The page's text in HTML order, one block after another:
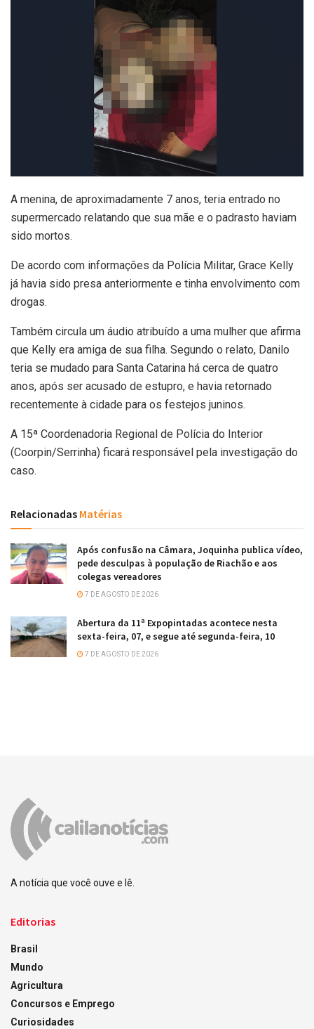
A menina, de aproximadamente 7 anos, teria entrado no
supermercado relatando que sua mãe e o padrasto haviam
sido mortos.
De acordo com informações da Polícia Militar, Grace Kelly
já havia sido presa anteriormente e tinha envolvimento com
drogas.
Também circula um áudio atribuído a uma mulher que afirma
que Kelly era amiga de sua filha. Segundo o relato, Danilo
teria se mudado para Santa Catarina há cerca de quatro
anos, após ser acusado de estupro, e havia retornado
recentemente à cidade para os festejos juninos.
A 15ª Coordenadoria Regional de Polícia do Interior
(Coorpin/Serrinha) ficará responsável pela investigação do
caso.
Relacionadas Matérias
Após confusão na Câmara, Joquinha publica vídeo,
pede desculpas à população de Riachão e aos
colegas vereadores
7 DE AGOSTO DE 2026
Abertura da 11ª Expopintadas acontece nesta
sexta-feira, 07, e segue até segunda-feira, 10
7 DE AGOSTO DE 2026
A notícia que você ouve e lê.
Editorias
Brasil
Mundo
Agricultura
Concursos e Emprego
Curiosidades